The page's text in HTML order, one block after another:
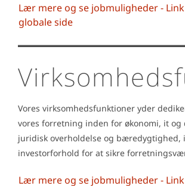
Lær mere og se jobmuligheder -
globale side
Vores virksomhedsfunktioner yder
vores forretning inden for økonomi, it
juridisk overholdelse og bæredygtighed,
investorforhold for at sikre
Lær mere og se jobmuligheder -